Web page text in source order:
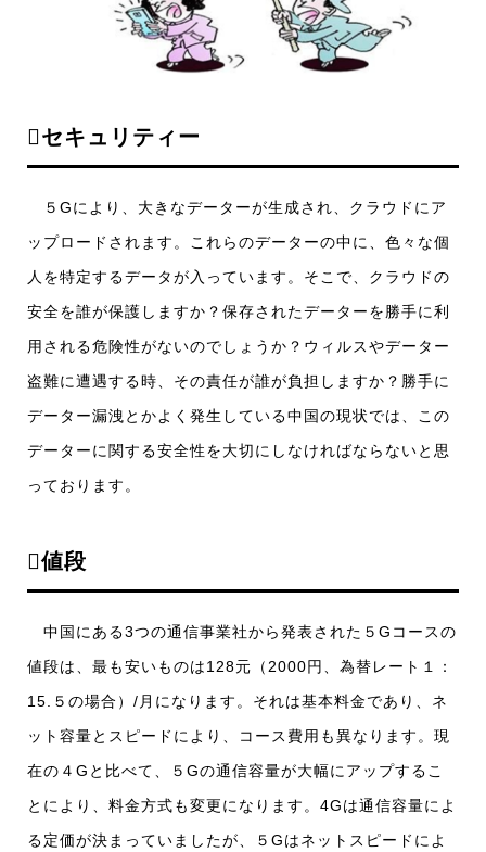
セキュリティー
５Gにより、大きなデーターが生成され、クラウドにア
ップロードされます。これらのデーターの中に、色々な個
人を特定するデータが入っています。そこで、クラウドの
安全を誰が保護しますか？保存されたデーターを勝手に利
用される危険性がないのでしょうか？ウィルスやデーター
盗難に遭遇する時、その責任が誰が負担しますか？勝手に
データー漏洩とかよく発生している中国の現状では、この
データーに関する安全性を大切にしなければならないと思
っております。
値段
中国にある3つの通信事業社から発表された５Gコースの
値段は、最も安いものは128元（2000円、為替レート１：
15.５の場合）/月になります。それは基本料金であり、ネ
ット容量とスピードにより、コース費用も異なります。現
在の４Gと比べて、５Gの通信容量が大幅にアップするこ
とにより、料金方式も変更になります。4Gは通信容量によ
る定価が決まっていましたが、５Gはネットスピードによ